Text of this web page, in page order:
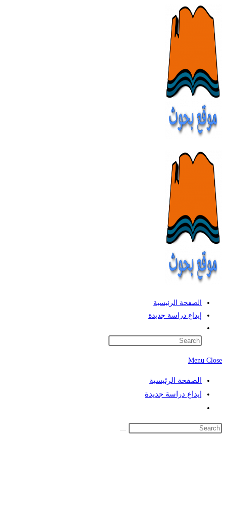
content
الصفحة الرئيسية
إيداع دراسة جديدة
website
Menu Close
الصفحة الرئيسية
إيداع دراسة جديدة
search